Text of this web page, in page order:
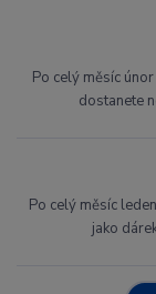
Po celý měsíc
dostanete
Po celý měsíc
jako